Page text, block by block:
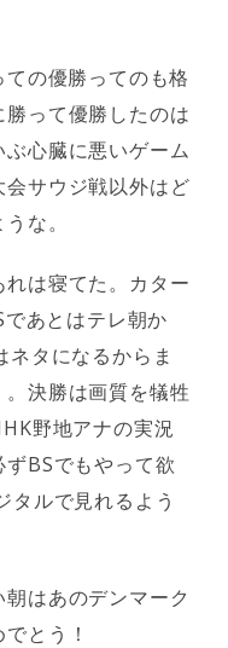
の優勝ってのも格
って優勝したのは
心臓に悪いゲーム
サウジ戦以外はど
な。
は寝てた。カター
あとはテレ朝か
ネタになるからま
決勝は画質を犠牲
野地アナの実況
BSでもやって欲
タルで見れるよう
はあのデンマーク
とう！